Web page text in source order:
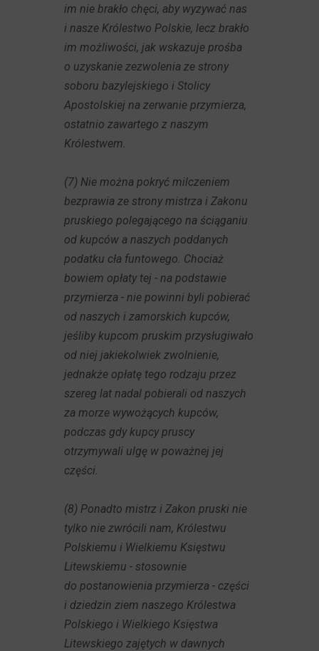
im nie brakło chęci, aby wyzywać nas
i nasze Królestwo Polskie, lecz brakło
im możliwości, jak wskazuje prośba
o uzyskanie zezwolenia ze strony
soboru bazylejskiego i Stolicy
Apostolskiej na zerwanie przymierza,
ostatnio zawartego z naszym
Królestwem.
(7) Nie można pokryć milczeniem
bezprawia ze strony mistrza i Zakonu
pruskiego polegającego na ściąganiu
od kupców a naszych poddanych
podatku cła funtowego. Chociaż
bowiem opłaty tej - na podstawie
przymierza - nie powinni byli pobierać
od naszych i zamorskich kupców,
jeśliby kupcom pruskim przysługiwało
od niej jakiekolwiek zwolnienie,
jednakże opłatę tego rodzaju przez
szereg lat nadal pobierali od naszych
za morze wywożących kupców,
podczas gdy kupcy pruscy
otrzymywali ulgę w poważnej jej
części.
(8) Ponadto mistrz i Zakon pruski nie
tylko nie zwrócili nam, Królestwu
Polskiemu i Wielkiemu Księstwu
Litewskiemu - stosownie
do postanowienia przymierza - części
i dziedzin ziem naszego Królestwa
Polskiego i Wielkiego Księstwa
Litewskiego zajętych w dawnych